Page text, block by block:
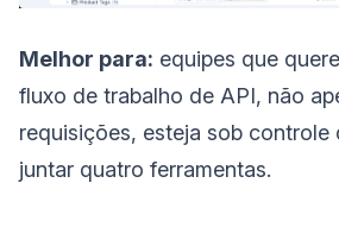
Melhor para: equipes que
fluxo de trabalho de API, não
requisições, esteja sob controle
juntar quatro ferramentas.